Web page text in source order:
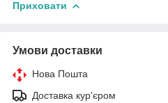
Приховати
Умови доставки
Нова Пошта
Доставка кур'єром